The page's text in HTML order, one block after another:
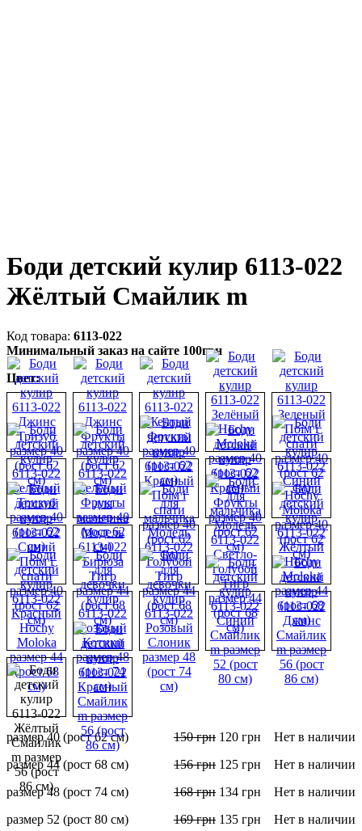
Боди детский кулир 6113-022
Жёлтый Смайлик m
6113-022
Минимальный заказ на сайте 100грн
Цвет:
размер 40 (рост 62 см) 150грн 120 грн
Нет в наличии
размер 44 (рост 68 см)
156грн 125 грн
Нет в наличии
размер 48 (рост 74 см)
168грн 134 грн
Нет в наличии
размер 52 (рост 80 см)
169грн 135 грн Нет в наличии